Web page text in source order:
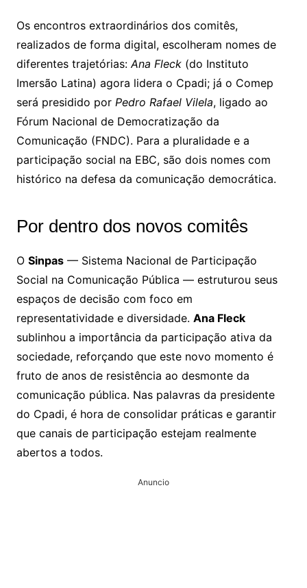
Os encontros extraordinários dos comitês,
realizados de forma digital, escolheram nomes de
diferentes trajetórias:Ana Fleck(do Instituto
Imersão Latina) agora lidera o Cpadi; já o Comep
será presidido por Pedro Rafael Vilela, ligado ao
Fórum Nacional de Democratização da
Comunicação (FNDC). Para a pluralidade e a
participação social na EBC, são dois nomes com
histórico na defesa da comunicação democrática.
Por dentro dos novos comitês
O Sinpas— Sistema Nacional de Participação
Social na Comunicação Pública — estruturou seus
espaços de decisão com foco em
representatividade e diversidade. Ana Fleck
sublinhou a importância da participação ativa da
sociedade, reforçando que este novo momento é
fruto de anos de resistência ao desmonte da
comunicação pública. Nas palavras da presidente
do Cpadi, é hora de consolidar práticas e garantir
que canais de participação estejam realmente
abertos a todos.
Anuncio